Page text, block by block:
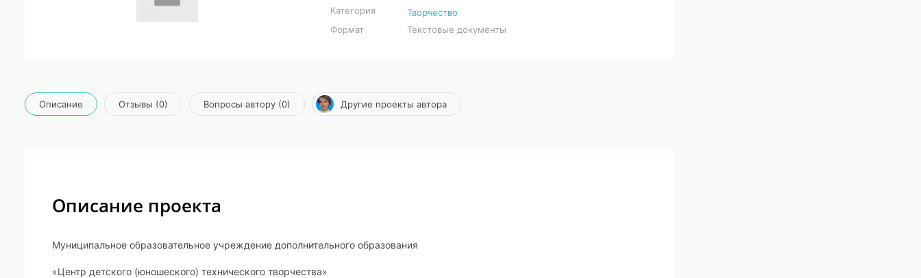
Категория
Творчество
Формат
Текстовые документы
Описание Отзывы (0) Вопросы автору (0) Другие проекты автора
Описание проекта
Муниципальное образовательное учреждение дополнительного образования
«Центр детского (юношеского) технического творчества»